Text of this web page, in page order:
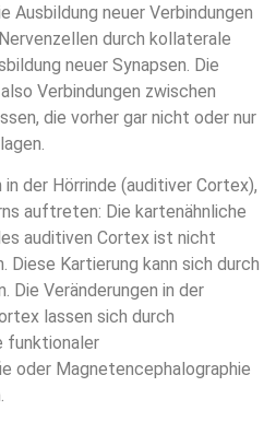
Ausbildung neuer Verbindungen
durch kollaterale
neuer Synapsen. Die
Verbindungen zwischen
die vorher gar nicht oder nur
der Hörrinde (auditiver Cortex),
auftreten: Die kartenähnliche
auditiven Cortex ist nicht
Kartierung kann sich durch
Die Veränderungen in der
lassen sich durch
funktionaler
oder Magnetencephalographie